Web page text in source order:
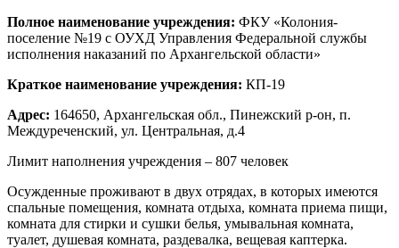
Полное наименование учреждения: ФКУ «Колония-
поселение №19 с ОУХД Управления Федеральной службы
исполнения наказаний по Архангельской области»
Краткое наименование учреждения: КП-19
Адрес: 164650, Архангельская обл., Пинежский р-он, п.
Междуреченский, ул. Центральная, д.4
Лимит наполнения учреждения – 807 человек
Осужденные проживают в двух отрядах, в которых имеются
спальные помещения, комната отдыха, комната приема пищи,
комната для стирки и сушки белья, умывальная комната,
туалет, душевая комната, раздевалка, вещевая каптерка.